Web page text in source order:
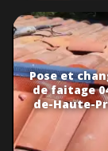
Pose et
de faitage
de-Haute-